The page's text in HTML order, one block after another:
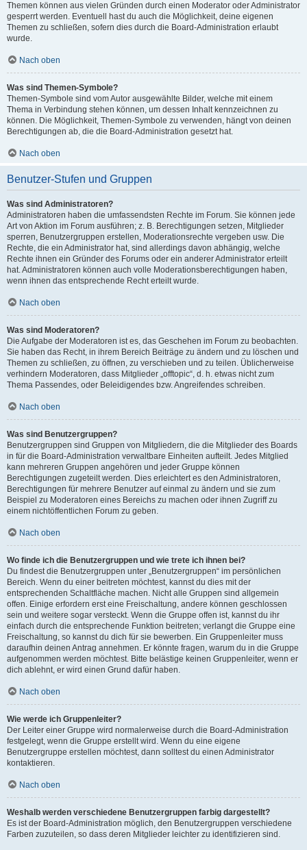
Themen können aus vielen Gründen durch einen Moderator oder Administrator
gesperrt werden. Eventuell hast du auch die Möglichkeit, deine eigenen
Themen zu schließen, sofern dies durch die Board-Administration erlaubt
wurde.
Nach oben
Was sind Themen-Symbole?
Themen-Symbole sind vom Autor ausgewählte Bilder, welche mit einem
Thema in Verbindung stehen können, um dessen Inhalt kennzeichnen zu
können. Die Möglichkeit, Themen-Symbole zu verwenden, hängt von deinen
Berechtigungen ab, die die Board-Administration gesetzt hat.
Nach oben
Benutzer-Stufen und Gruppen
Was sind Administratoren?
Administratoren haben die umfassendsten Rechte im Forum. Sie können jede
Art von Aktion im Forum ausführen; z. B. Berechtigungen setzen, Mitglieder
sperren, Benutzergruppen erstellen, Moderationsrechte vergeben usw. Die
Rechte, die ein Administrator hat, sind allerdings davon abhängig, welche
Rechte ihnen ein Gründer des Forums oder ein anderer Administrator erteilt
hat. Administratoren können auch volle Moderationsberechtigungen haben,
wenn ihnen das entsprechende Recht erteilt wurde.
Nach oben
Was sind Moderatoren?
Die Aufgabe der Moderatoren ist es, das Geschehen im Forum zu beobachten.
Sie haben das Recht, in ihrem Bereich Beiträge zu ändern und zu löschen und
Themen zu schließen, zu öffnen, zu verschieben und zu teilen. Üblicherweise
verhindern Moderatoren, dass Mitglieder „offtopic“, d. h. etwas nicht zum
Thema Passendes, oder Beleidigendes bzw. Angreifendes schreiben.
Nach oben
Was sind Benutzergruppen?
Benutzergruppen sind Gruppen von Mitgliedern, die die Mitglieder des Boards
in für die Board-Administration verwaltbare Einheiten aufteilt. Jedes Mitglied
kann mehreren Gruppen angehören und jeder Gruppe können
Berechtigungen zugeteilt werden. Dies erleichtert es den Administratoren,
Berechtigungen für mehrere Benutzer auf einmal zu ändern und sie zum
Beispiel zu Moderatoren eines Bereichs zu machen oder ihnen Zugriff zu
einem nichtöffentlichen Forum zu geben.
Nach oben
Wo finde ich die Benutzergruppen und wie trete ich ihnen bei?
Du findest die Benutzergruppen unter „Benutzergruppen“ im persönlichen
Bereich. Wenn du einer beitreten möchtest, kannst du dies mit der
entsprechenden Schaltfläche machen. Nicht alle Gruppen sind allgemein
offen. Einige erfordern erst eine Freischaltung, andere können geschlossen
sein und weitere sogar versteckt. Wenn die Gruppe offen ist, kannst du ihr
einfach durch die entsprechende Funktion beitreten; verlangt die Gruppe eine
Freischaltung, so kannst du dich für sie bewerben. Ein Gruppenleiter muss
daraufhin deinen Antrag annehmen. Er könnte fragen, warum du in die Gruppe
aufgenommen werden möchtest. Bitte belästige keinen Gruppenleiter, wenn er
dich ablehnt, er wird einen Grund dafür haben.
Nach oben
Wie werde ich Gruppenleiter?
Der Leiter einer Gruppe wird normalerweise durch die Board-Administration
festgelegt, wenn die Gruppe erstellt wird. Wenn du eine eigene
Benutzergruppe erstellen möchtest, dann solltest du einen Administrator
kontaktieren.
Nach oben
Weshalb werden verschiedene Benutzergruppen farbig dargestellt?
Es ist der Board-Administration möglich, den Benutzergruppen verschiedene
Farben zuzuteilen, so dass deren Mitglieder leichter zu identifizieren sind.